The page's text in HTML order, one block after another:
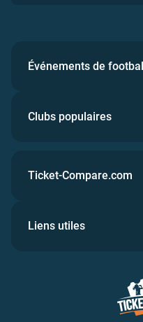
Événements de
Clubs populaires
Ticket-Compare.com
Liens utiles